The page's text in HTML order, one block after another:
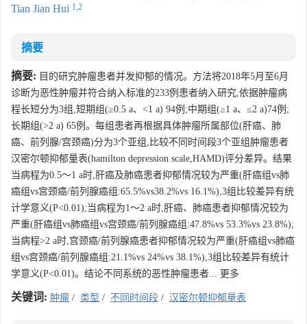
Tian Jian Hui 1,2
摘要
摘要: 目的研究肿瘤患者并发抑郁的情况。方法将2018年5月至6月
诊断为恶性肿瘤并符合纳入标准的233例患者纳入研究,依据肿瘤病
程长短分为3组,短期组(≥0.5 a、<1 a) 94例;中期组(≥1 a、≤2 a)74例;
长期组(>2 a) 65例。每组患者再根据具体肿瘤所属部位(肝癌、肺
癌、前列腺/宫颈癌)分为3个亚组,比较不同时间段3个亚组肿瘤患者
汉密尔顿抑郁量表(hamilton depression scale,HAMD)评分差异。结果
当病程为0.5～1 a时,肝癌及肺癌患者抑郁情况较为严重(肝癌组vs肺
癌组vs宫颈癌/前列腺癌组:65.5%vs38.2%vs 16.1%),3组比较差异有统
计学意义(P<0.01);当病程为1～2 a时,肝癌、肺癌患者抑郁情况较为
严重(肝癌组vs肺癌组vs宫颈癌/前列腺癌组:47.8%vs 53.3%vs 23.8%);
当病程>2 a时,宫颈癌/前列腺癌患者抑郁情况较为严重(肝癌组vs肺癌
组vs宫颈癌/前列腺癌组:21.1%vs 24%vs 38.1%),3组比较差异有统计
学意义(P<0.01)。结论不同系统的恶性肿瘤患者... 更多
关键词: 肿瘤 / 类型 / 不同时间段 / 汉密尔顿抑郁量表